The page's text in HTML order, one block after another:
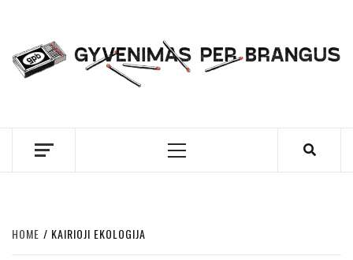
content
BRANGUS
Menu
HOME KAIRIOJI EKOLOGIJA